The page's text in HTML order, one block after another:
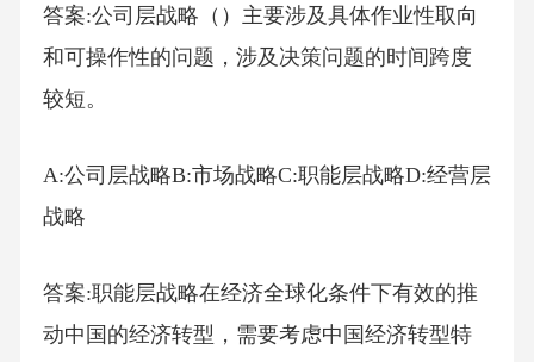
答案:公司层战略（）主要涉及具体作业性取向
和可操作性的问题，涉及决策问题的时间跨度
较短。
A:公司层战略B:市场战略C:职能层战略D:经营层
战略
答案:职能层战略在经济全球化条件下有效的推
动中国的经济转型，需要考虑中国经济转型特